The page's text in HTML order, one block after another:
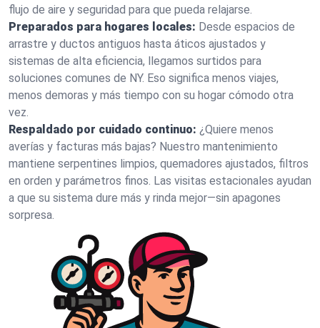
flujo de aire y seguridad para que pueda relajarse.
Preparados para hogares locales: Desde espacios de
arrastre y ductos antiguos hasta áticos ajustados y
sistemas de alta eficiencia, llegamos surtidos para
soluciones comunes de NY. Eso significa menos viajes,
menos demoras y más tiempo con su hogar cómodo otra
vez.
Respaldado por cuidado continuo: ¿Quiere menos
averías y facturas más bajas? Nuestro mantenimiento
mantiene serpentines limpios, quemadores ajustados, filtros
en orden y parámetros finos. Las visitas estacionales ayudan
a que su sistema dure más y rinda mejor—sin apagones
sorpresa.